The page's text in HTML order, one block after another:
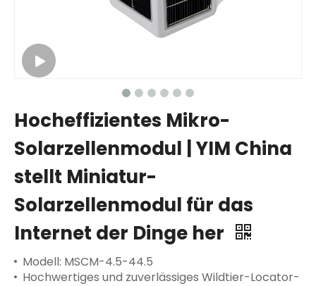
Hocheffizientes Mikro-
Solarzellenmodul | YIM China
stellt Miniatur-
Solarzellenmodul für das
Internet der Dinge her
Modell: MSCM-4.5-44.5
Hochwertiges und zuverlässiges Wildtier-Locator-